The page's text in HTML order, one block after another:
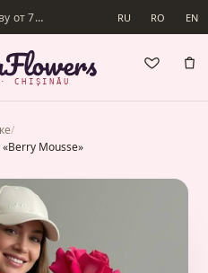
Бесплатная доставка по Кишинёву от 700 lei · Доставим в день заказа RU RO EN
· CHIȘINĂU
/
Mousse»